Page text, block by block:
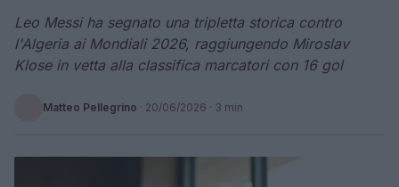
Leo Messi ha segnato una tripletta storica contro
l'Algeria ai Mondiali 2026, raggiungendo Miroslav
Klose in vetta alla classifica marcatori con 16 gol
Matteo Pellegrino · 20/06/2026 · 3 min